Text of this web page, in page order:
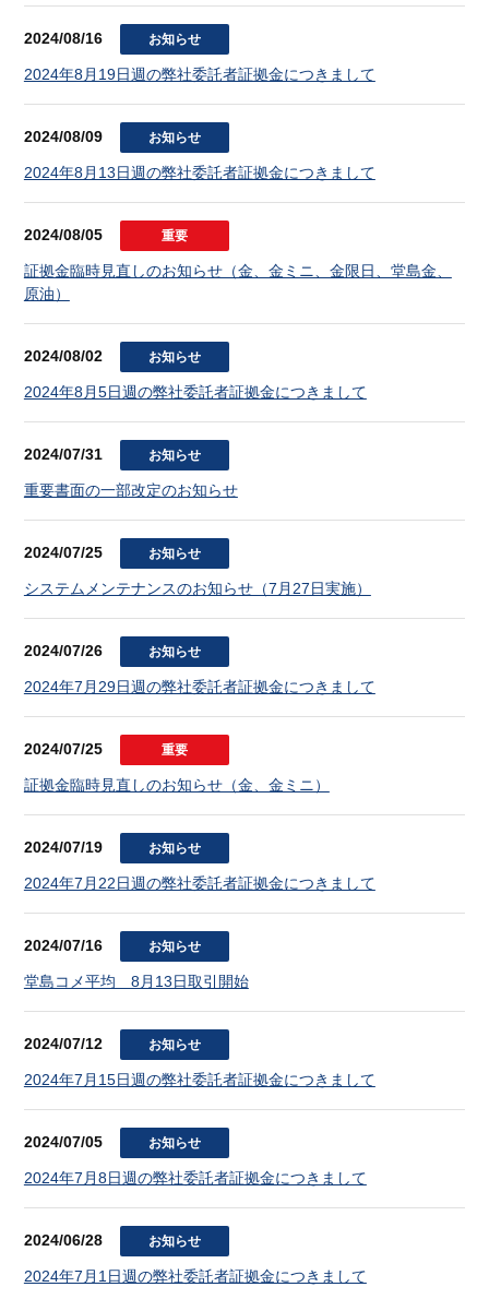
2024/08/16 お知らせ
2024年8月19日週の弊社委託者証拠金につきまして
2024/08/09 お知らせ
2024年8月13日週の弊社委託者証拠金につきまして
2024/08/05 重要
証拠金臨時見直しのお知らせ（金、金ミニ、金限日、堂島金、
原油）
2024/08/02 お知らせ
2024年8月5日週の弊社委託者証拠金につきまして
2024/07/31 お知らせ
重要書面の一部改定のお知らせ
2024/07/25 お知らせ
システムメンテナンスのお知らせ（7月27日実施）
2024/07/26 お知らせ
2024年7月29日週の弊社委託者証拠金につきまして
2024/07/25 重要
証拠金臨時見直しのお知らせ（金、金ミニ）
2024/07/19 お知らせ
2024年7月22日週の弊社委託者証拠金につきまして
2024/07/16 お知らせ
堂島コメ平均 8月13日取引開始
2024/07/12 お知らせ
2024年7月15日週の弊社委託者証拠金につきまして
2024/07/05 お知らせ
2024年7月8日週の弊社委託者証拠金につきまして
2024/06/28 お知らせ
2024年7月1日週の弊社委託者証拠金につきまして